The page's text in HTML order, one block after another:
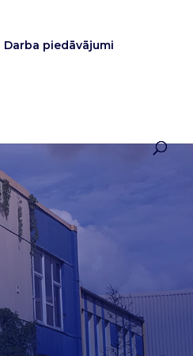
Darba piedāvājumi